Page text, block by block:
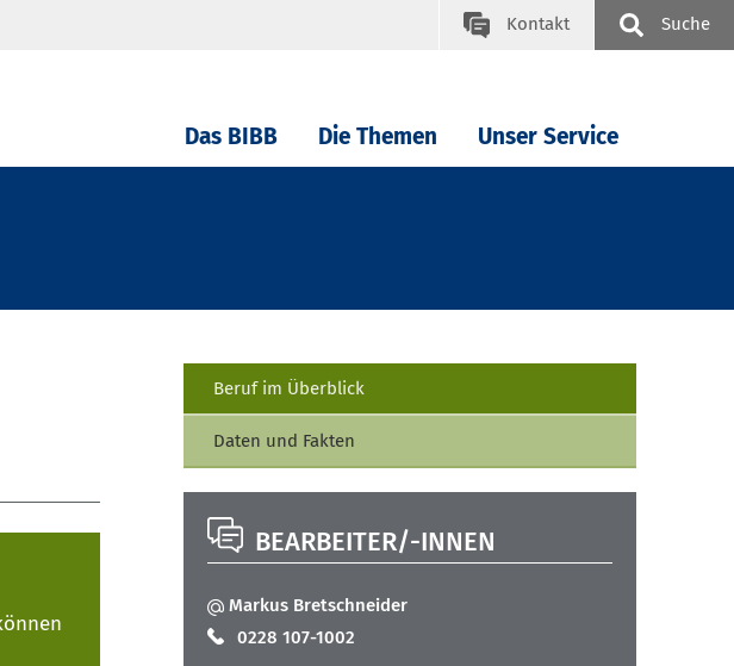
Kontakt Suche
Das BIBB Die Themen Unser Service
Beruf im Überblick
Daten und Fakten
BEARBEITER/-INNEN
Markus Bretschneider
0228 107-1002